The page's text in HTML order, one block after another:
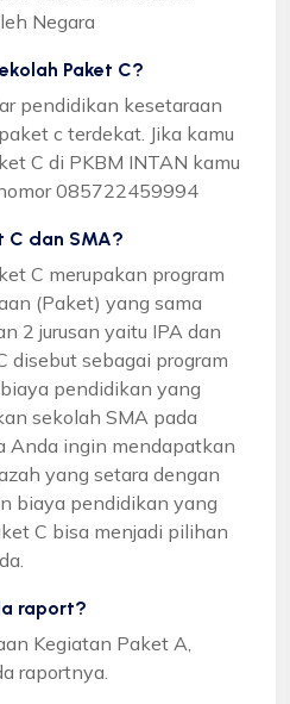
Negara
Paket C?
pendidikan kesetaraan
c terdekat. Jika kamu
C di PKBM INTAN kamu
085722459994
C dan SMA?
C merupakan program
(Paket) yang sama
2 jurusan yaitu IPA dan
disebut sebagai program
pendidikan yang
sekolah SMA pada
Anda ingin mendapatkan
yang setara dengan
biaya pendidikan yang
C bisa menjadi pilihan
raport?
Kegiatan Paket A,
raportnya.